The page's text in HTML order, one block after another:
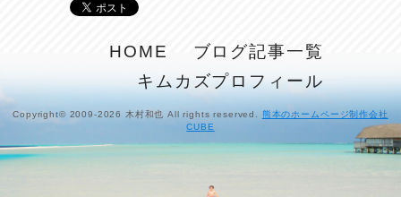
HOME
ブログ記事一覧
キムカズプロフィール
Copyright© 2009-2026 木村和也 All rights reserved. 熊本のホームページ制作会社
CUBE